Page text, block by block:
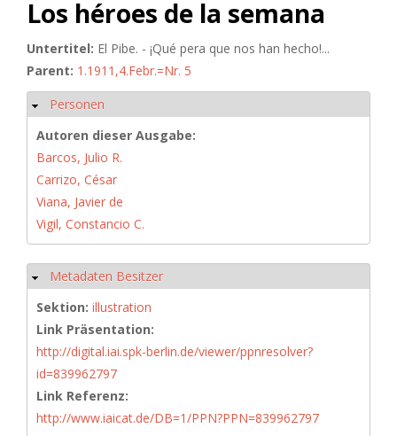
Los héroes de la semana
Untertitel: El Pibe. - ¡Qué pera que nos han hecho!...
Parent: 1.1911,4.Febr.=Nr. 5
Ausblenden
Personen
Autoren dieser Ausgabe:
Barcos, Julio R.
Carrizo, César
Viana, Javier de
Vigil, Constancio C.
Ausblenden
Metadaten Besitzer
Sektion: illustration
Link Präsentation:
http://digital.iai.spk-berlin.de/viewer/ppnresolver?
id=839962797
Link Referenz:
http://www.iaicat.de/DB=1/PPN?PPN=839962797